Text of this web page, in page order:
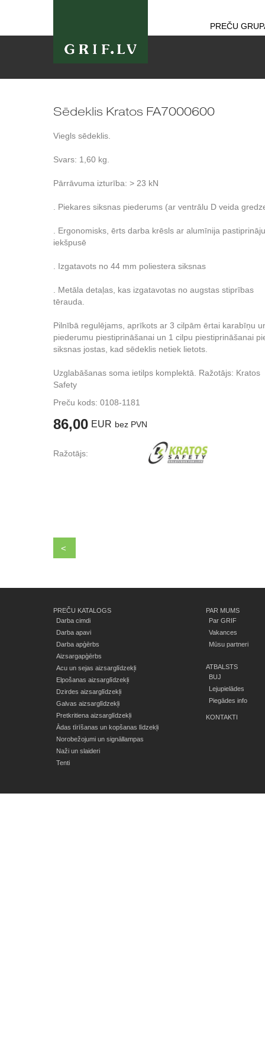
PREČU
Sēdeklis Kratos FA7000600
Viegls sēdeklis.
Svars: 1,60 kg.
Pārrāvuma izturība: > 23 kN
. Piekares siksnas piederums (ar ventrālu D veida
. Ergonomisks, ērts darba krēsls ar alumīnija
iekšpusē
. Izgatavots no 44 mm poliestera siksnas
. Metāla detaļas, kas izgatavotas no augstas stiprības
tērauda.
Pilnībā regulējams, aprīkots ar 3 cilpām ērtai karabīņu
piederumu piestiprināšanai un 1 cilpu piestiprināšanai
siksnas jostas, kad sēdeklis netiek lietots.
Uzglabāšanas soma ietilps komplektā. Ražotājs: Kratos
Safety
Preču kods: 0108-1181
86,00 EUR bez PVN
Ražotājs:
<
PREČU KATALOGS
Darba cimdi
Darba apavi
Darba apģērbs
Aizsargapģērbs
Acu un sejas aizsarglīdzekļi
Elpošanas aizsarglīdzekļi
Dzirdes aizsarglīdzekļi
Galvas aizsarglīdzekļi
Pretkritiena aizsarglīdzekļi
Ādas tīrīšanas un kopšanas līdzekļi
Norobežojumi un signāllampas
Naži un slaideri
Tenti
PAR MUMS
Par GRIF
Vakances
Mūsu partneri
ATBALSTS
BUJ
Lejupielādes
Piegādes info
KONTAKTI